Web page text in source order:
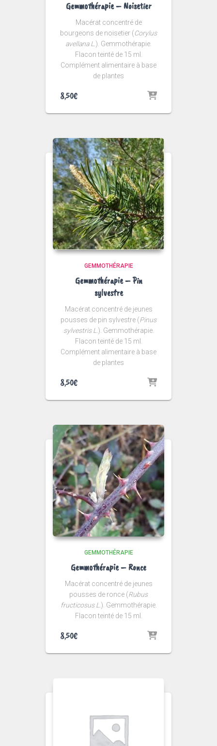
Gemmothérapie – Noisetier
Macérat concentré de
bourgeons de noisetier (Corylus
avellana L. ). Gemmothérapie.
Flacon teinté de 15 ml.
Complément alimentaire à base
de plantes
8,50€
GEMMOTHÉRAPIE
Gemmothérapie – Pin
sylvestre
Macérat concentré de jeunes
pousses de pin sylvestre (Pinus
sylvestris L. ). Gemmothérapie.
Flacon teinté de 15 ml.
Complément alimentaire à base
de plantes
8,50€
GEMMOTHÉRAPIE
Gemmothérapie – Ronce
Macérat concentré de jeunes
pousses de ronce (Rubus
fructicosus L. ). Gemmothérapie.
Flacon teinté de 15 ml.
8,50€